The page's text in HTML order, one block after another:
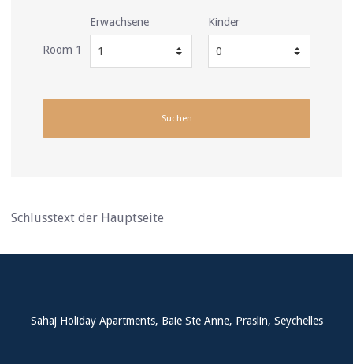
Room 1
Erwachsene Kinder
Suchen
Schlusstext der Hauptseite
Sahaj Holiday Apartments, Baie Ste Anne, Praslin, Seychelles